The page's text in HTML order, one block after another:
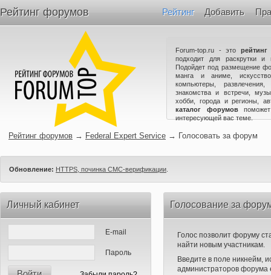
Рейтинг форумов Рейтинг Добавить
Forum-top.ru - это
подходит для раскрутки и
Подойдет под размещение
манга и аниме,
компьютеры,
знакомства и встречи,
хобби, города и регионы,
каталог форумов
интересующей вас теме.
Рейтинг форумов → Federal Expert Service → Голосовать за форум
Обновление: HTTPS, починка СМС-верификации
Личный кабинет
E-mail
Пароль
Голосование за
Голос позволит форуму
найти новым участникам.
Введите в поле никнейм,
администраторов форума